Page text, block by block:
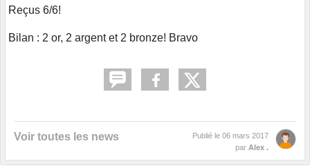
Reçus 6/6!
Bilan : 2 or, 2 argent et 2 bronze! Bravo
Voir toutes les news Publié le 06 mars 2017
par Alex .